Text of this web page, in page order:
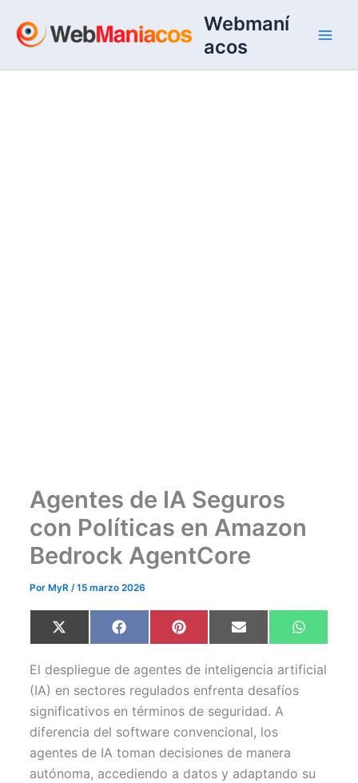
contenido
Webmaní
acos
Agentes de IA Seguros
con Políticas en Amazon
Bedrock AgentCore
Por MyR/15 marzo 2026
Compartir
en
X
(
w
i
t
t
e
)
Compartir
en
F
a
e
b
o
o
k
Compartir
en
P
i
t
e
r
e
s
Compartir
en
E
m
i
l
en
W
h
t
s
El despliegue de agentes de inteligencia artificial
(IA) en sectores regulados enfrenta desafíos
significativos en términos de seguridad. A
diferencia del software convencional, los
agentes de IA toman decisiones de manera
autónoma, accediendo a datos y adaptando su